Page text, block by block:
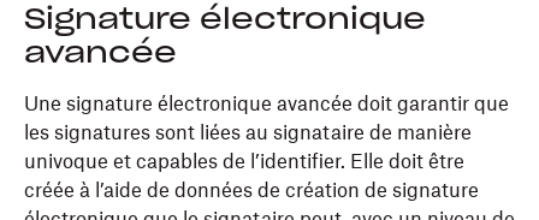
Signature électronique
avancée
Une signature électronique avancée doit garantir que
les signatures sont liées au signataire de manière
univoque et capables de l’identifier. Elle doit être
créée à l’aide de données de création de signature